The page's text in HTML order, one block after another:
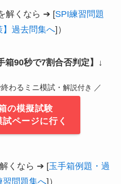
解くなら ➔ [SPI練習問題
】過去問集へ]）
箱90秒で7割合否判定】 ↓
わるミニ模試・ 解説付き ／
の模擬試験
ページに行く
くなら ➔ [玉手箱例題・過
習問題集へ]）